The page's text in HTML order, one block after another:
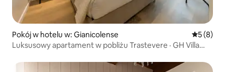
Pokój w hotelu w: Gianicolense Średnia
5 (8)
Luksusowy apartament w pobliżu Trastevere · GH Villa